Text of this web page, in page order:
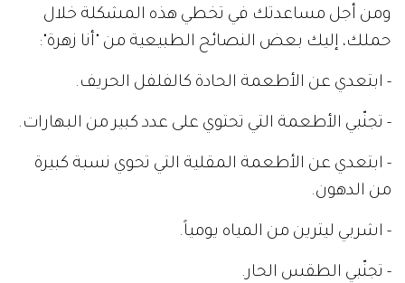
ومن أجل مساعدتك في تخطي هذه المشكلة خلال
حملك، إليك بعض النصائح الطبيعية من "أنا زهرة":
- ابتعدي عن الأطعمة الحادة كالفلفل الحريف.
- تجنّبي الأطعمة التي تحتوي على عدد كبير من البهارات.
- ابتعدي عن الأطعمة المقلية التي تحوي نسبة كبيرة
من الدهون.
- اشربي ليترين من المياه يومياً.
- تجنّبي الطقس الحار.